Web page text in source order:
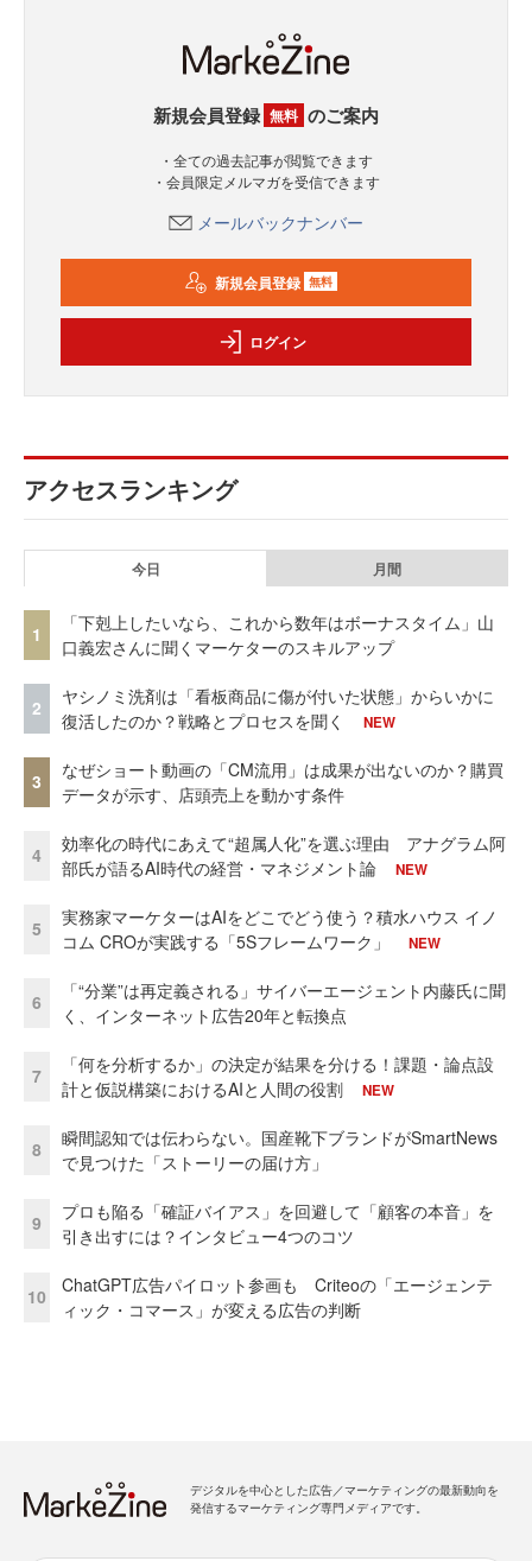
新規会員登録 無料 のご案内
・全ての過去記事が閲覧できます
・会員限定メルマガを受信できます
メールバックナンバー
新規会員登録 無料
ログイン
アクセスランキング
今日 月間
1
「下剋上したいなら、これから数年はボーナスタイム」山
口義宏さんに聞くマーケターのスキルアップ
2
ヤシノミ洗剤は「看板商品に傷が付いた状態」からいかに
復活したのか？戦略とプロセスを聞く
NEW
3
なぜショート動画の「CM流用」は成果が出ないのか？購買
データが示す、店頭売上を動かす条件
4
効率化の時代にあえて“超属人化”を選ぶ理由 アナグラム阿
部氏が語るAI時代の経営・マネジメント論
NEW
5
実務家マーケターはAIをどこでどう使う？積水ハウス イノ
コム CROが実践する「5Sフレームワーク」
NEW
6
「“分業”は再定義される」サイバーエージェント内藤氏に聞
く、インターネット広告20年と転換点
7
「何を分析するか」の決定が結果を分ける！課題・論点設
計と仮説構築におけるAIと人間の役割
NEW
8
瞬間認知では伝わらない。国産靴下ブランドがSmartNews
で見つけた「ストーリーの届け方」
9
プロも陥る「確証バイアス」を回避して「顧客の本音」を
引き出すには？インタビュー4つのコツ
10
ChatGPT広告パイロット参画も Criteoの「エージェンテ
ィック・コマース」が変える広告の判断
デジタルを中心とした広告／マーケティングの最新動向を
発信するマーケティング専門メディアです。